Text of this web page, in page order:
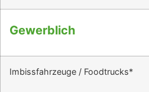
Gewerblich
Imbissfahrzeuge / Foodtrucks*